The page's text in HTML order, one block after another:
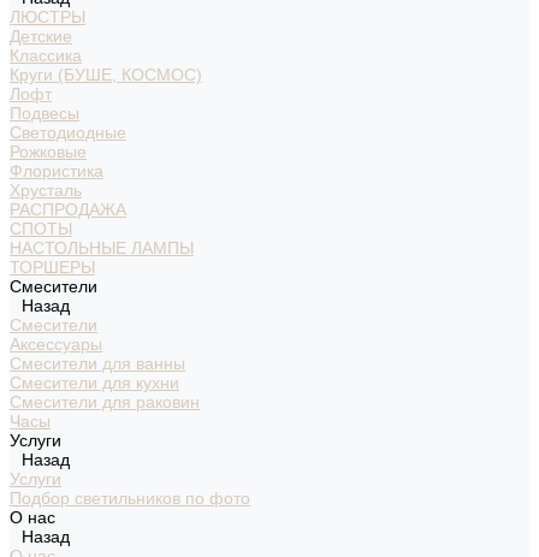
ЛЮСТРЫ
Детские
Классика
Круги (БУШЕ, КОСМОС)
Лофт
Подвесы
Светодиодные
Рожковые
Флористика
Хрусталь
РАСПРОДАЖА
СПОТЫ
НАСТОЛЬНЫЕ ЛАМПЫ
ТОРШЕРЫ
Смесители
Назад
Смесители
Аксессуары
Смесители для ванны
Смесители для кухни
Смесители для раковин
Часы
Услуги
Назад
Услуги
Подбор светильников по фото
О нас
Назад